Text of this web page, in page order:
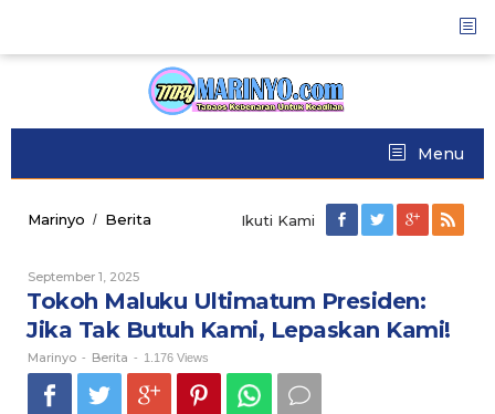
content
Menu
Marinyo / Berita
Jika
Tak
Butuh
Kami,
Lepaskan
Kami!
Ikuti Kami
September 1, 2025
Marinyo
Tokoh Maluku Ultimatum Presiden:
Jika Tak Butuh Kami, Lepaskan Kami!
Marinyo - Berita - 1.176 Views